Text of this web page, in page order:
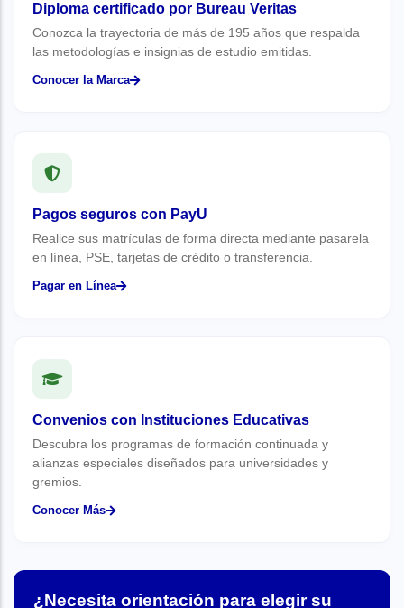
Diploma certificado por Bureau Veritas
Conozca la trayectoria de más de 195 años que respalda
las metodologías e insignias de estudio emitidas.
Conocer la Marca
Pagos seguros con PayU
Realice sus matrículas de forma directa mediante pasarela
en línea, PSE, tarjetas de crédito o transferencia.
Pagar en Línea
Convenios con Instituciones Educativas
Descubra los programas de formación continuada y
alianzas especiales diseñados para universidades y
gremios.
Conocer Más
¿Necesita orientación para elegir su